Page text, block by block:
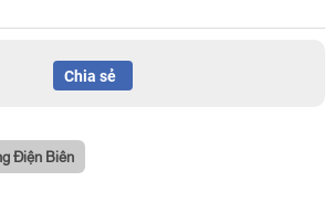
Chia sẻ
Điện Biên